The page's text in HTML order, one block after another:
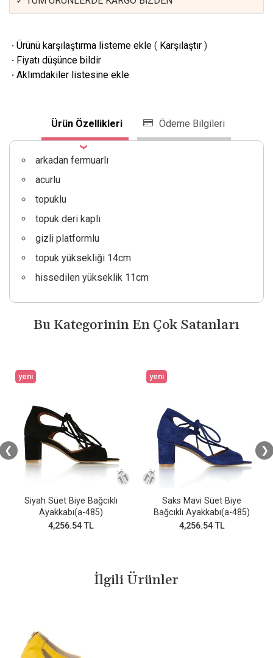
· Ürünü karşılaştırma listeme ekle( Karşılaştır)
· Fiyatı düşünce bildir
· Aklımdakiler listesine ekle
Ürün Özellikleri Ödeme Bilgileri
arkadan fermuarlı
acurlu
topuklu
topuk deri kaplı
gizli platformlu
topuk yüksekliği 14cm
hissedilen yükseklik 11cm
Bu Kategorinin En Çok Satanları
yeni
Siyah Süet Biye Bağcıklı
Ayakkabı(a-485)
4,256.54 TL
yeni
Saks Mavi Süet Biye
Bağcıklı Ayakkabı(a-485)
4,256.54 TL
❮ ❯
İlgili Ürünler